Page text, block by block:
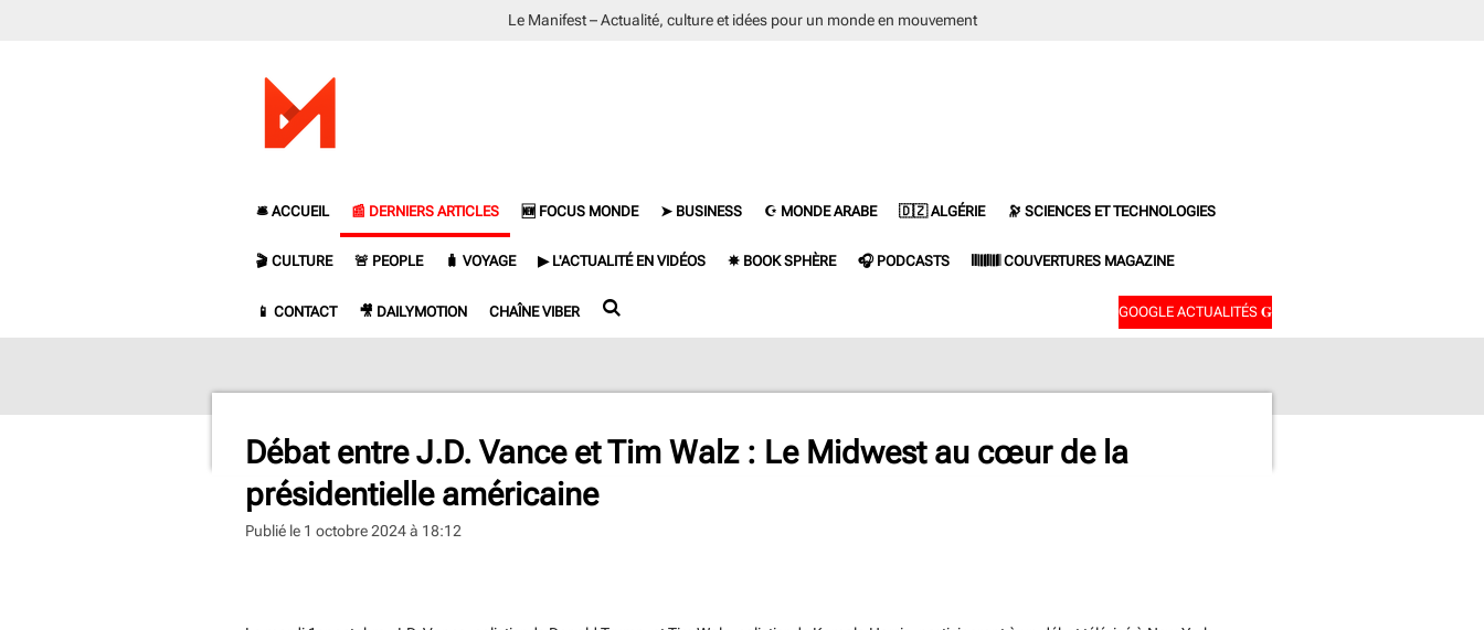
Le Manifest – Actualité, culture et idées pour un monde en mouvement
🛎️ ACCUEIL 📰 DERNIERS ARTICLES 🆕 FOCUS MONDE ➤ BUSINESS ☪ MONDE ARABE 🇩🇿 ALGÉRIE 🔭 SCIENCES ET TECHNOLOGIES
🎬 CULTURE 🚨 PEOPLE 🧳 VOYAGE ▶ L'ACTUALITÉ EN VIDÉOS ✵ BOOK SPHÈRE 🎧 PODCASTS 𝄃𝄃𝄂𝄂𝄀𝄁𝄃𝄂𝄂𝄃 COUVERTURES MAGAZINE
📱 CONTACT 🎥 DAILYMOTION CHAÎNE VIBER GOOGLE ACTUALITÉS 𝐆
Débat entre J.D. Vance et Tim Walz : Le Midwest au cœur de la
présidentielle américaine
Publié le 1 octobre 2024 à 18:12